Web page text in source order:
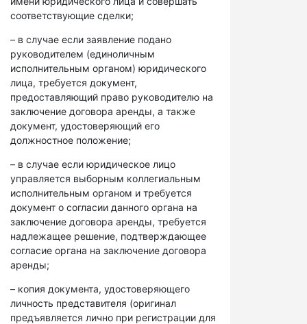
соответствующие сделки;
– в случае если заявление подано
руководителем (единоличным
исполнительным органом) юридического
лица, требуется документ,
предоставляющий право руководителю на
заключение договора аренды, а также
документ, удостоверяющий его
должностное положение;
– в случае если юридическое лицо
управляется выборным коллегиальным
исполнительным органом и требуется
документ о согласии данного органа на
заключение договора аренды, требуется
надлежащее решение, подтверждающее
согласие органа на заключение договора
аренды;
– копия документа, удостоверяющего
личность представителя (оригинал
предъявляется лично при регистрации для